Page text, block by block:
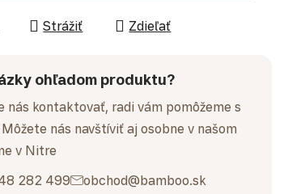
Strážiť Zdieľať
ohľadom produktu?
nás kontaktovať, radi vám pomôžeme s
nás navštíviť aj osobne v našom
v Nitre
282 499
obchod@bamboo.sk